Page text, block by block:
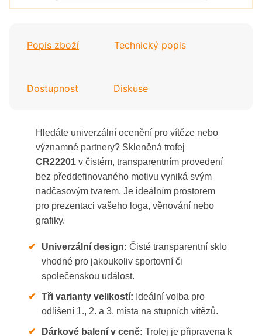
Popis zboží Technický popis
Dostupnost Diskuse
Hledáte univerzální ocenění pro vítěze nebo
významné partnery? Skleněná trofej
CR22201v čistém, transparentním provedení
bez předdefinovaného motivu vyniká svým
nadčasovým tvarem. Je ideálním prostorem
pro prezentaci vašeho loga, věnování nebo
grafiky.
✔ Univerzální design: Čisté transparentní sklo
vhodné pro jakoukoliv sportovní či
společenskou událost.
✔ Tři varianty velikostí: Ideální volba pro
odlišení 1., 2. a 3. místa na stupních vítězů.
✔ Dárkové balení v ceně: Trofej je připravena k